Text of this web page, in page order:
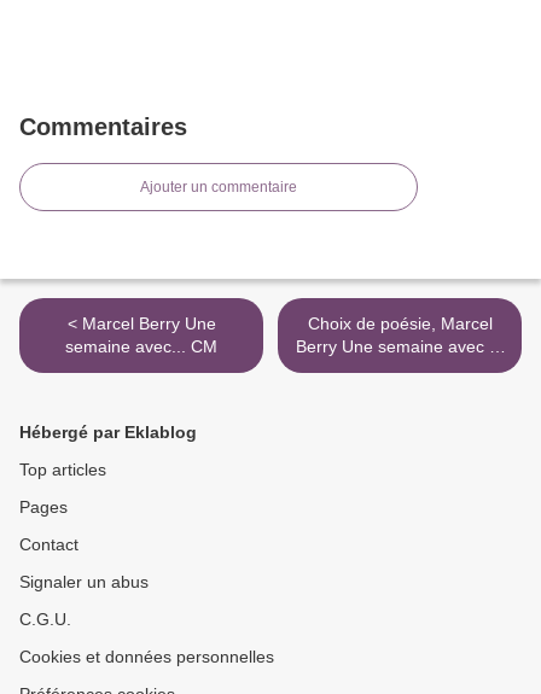
Commentaires
Ajouter un commentaire
< Marcel Berry Une
semaine avec... CM
Choix de poésie, Marcel
Berry Une semaine avec ...
CM >
Hébergé par Eklablog
Top articles
Pages
Contact
Signaler un abus
C.G.U.
Cookies et données personnelles